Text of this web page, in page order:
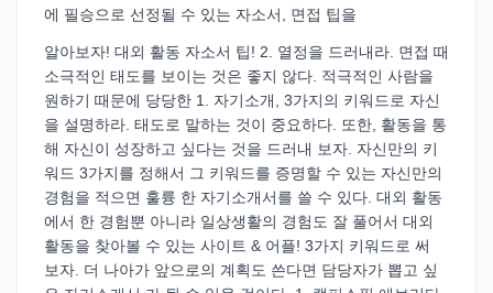
에 필승으로 선정될 수 있는 자소서, 면접 팁을
알아보자! 대외 활동 자소서 팁! 2. 열정을 드러내라. 면접 때
소극적인 태도를 보이는 것은 좋지 않다. 적극적인 사람을
원하기 때문에 당당한 1. 자기소개, 3가지의 키워드로 자신
을 설명하라. 태도로 말하는 것이 중요하다. 또한, 활동을 통
해 자신이 성장하고 싶다는 것을 드러내 보자. 자신만의 키
워드 3가지를 정해서 그 키워드를 증명할 수 있는 자신만의
경험을 적으면 훌륭 한 자기소개서를 쓸 수 있다. 대외 활동
에서 한 경험뿐 아니라 일상생활의 경험도 잘 풀어서 대외
활동을 찾아볼 수 있는 사이트 & 어플! 3가지 키워드로 써
보자. 더 나아가 앞으로의 계획도 쓴다면 담당자가 뽑고 싶